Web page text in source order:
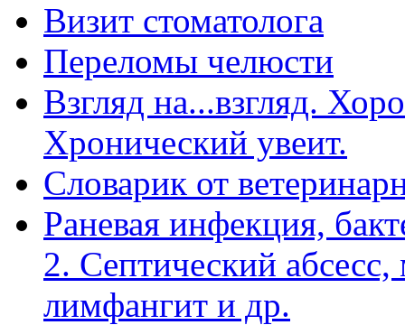
Визит стоматолога
Переломы челюсти
Взгляд на...взгляд.
Хронический увеит.
Словарик от
Раневая инфекция,
2. Септический
лимфангит и др.